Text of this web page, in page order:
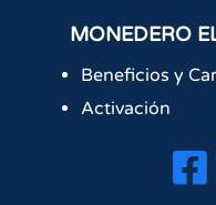
MONEDERO
Beneficios y
Activación